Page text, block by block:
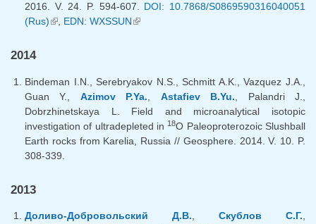
2016. V. 24. P. 594-607. DOI: 10.7868/S0869590316040051
(Rus)(link is external)
, EDN: WXSSUN(link is external)
2014
Bindeman I.N., Serebryakov N.S., Schmitt A.K., Vazquez J.A.,
Guan Y., Azimov P.Ya. Astafiev B.Yu. , Palandri J.,
Dobrzhinetskaya L. Field and microanalytical isotopic
investigation of ultradepleted in18O Paleoproterozoic Slushball
Earth rocks from Karelia, Russia // Geosphere. 2014. V. 10. P.
308-339.
2013
Доливо-Добровольский Д.В., Скублов С.Г.,